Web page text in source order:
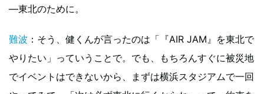
―東北のために。
難波 ：そう、健くんが言ったのは「『AIR JAM』を東北で
やりたい」っていうことで。でも、もちろんすぐに被災地
でイベントはできないから、まずは横浜スタジアムで一回